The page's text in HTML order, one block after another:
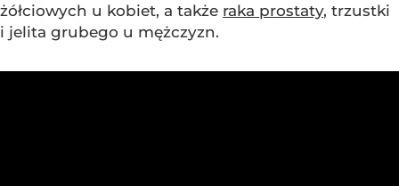
żółciowych u kobiet, a także raka prostaty, trzustki
i jelita grubego u mężczyzn.